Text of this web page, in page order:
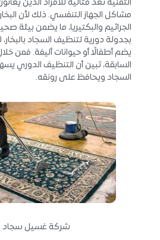
التقنية تعد مثالية للأفراد الذين
مشاكل الجهاز التنفسي. ذلك لأن
الجراثيم والبكتيريا، ما يضمن
بجدولة دورية لتنظيف السجاد بالبخار،
يضم أطفالًا أو حيوانات أليفة. فمن
السابقة، تبين أن التنظيف الدوري
السجاد ويحافظ على رونقه.
شركة غسيل سجاد